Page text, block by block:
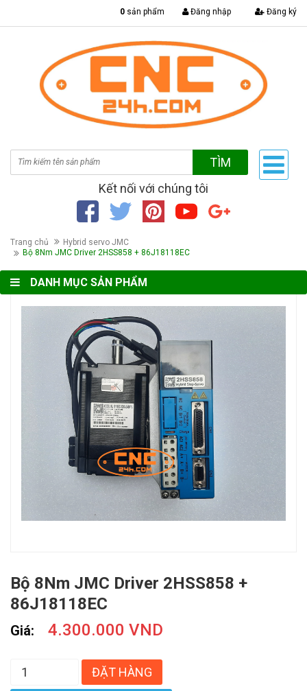
0 sản phẩm Đăng nhập Đăng ký
TÌM
Kết nối với chúng tôi
Trang chủ
Hybrid servo JMC
Bộ 8Nm JMC Driver 2HSS858 + 86J18118EC
DANH MỤC SẢN PHẨM
Bộ 8Nm JMC Driver 2HSS858 +
86J18118EC
Giá: 4.300.000 VND
ĐẶT HÀNG